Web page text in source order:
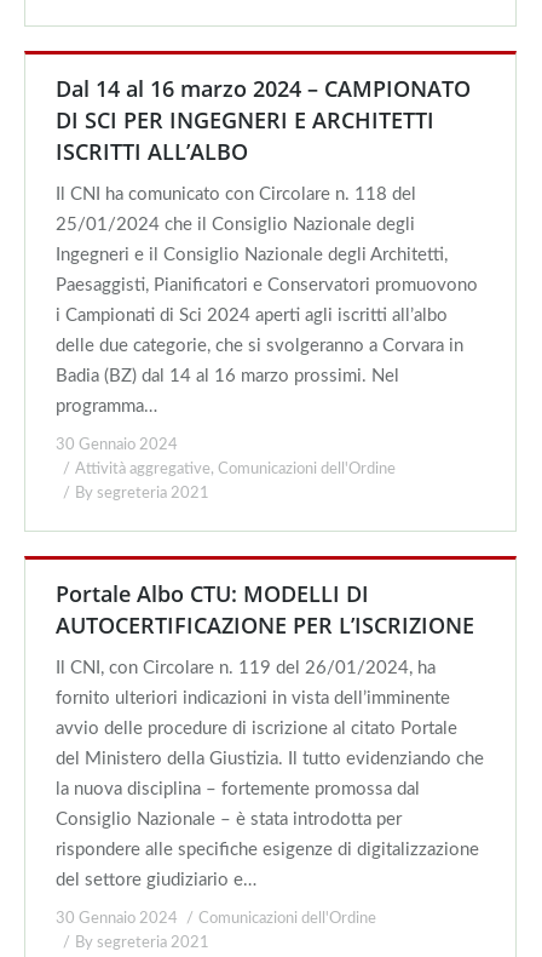
Dal 14 al 16 marzo 2024 – CAMPIONATO
DI SCI PER INGEGNERI E ARCHITETTI
ISCRITTI ALL’ALBO
Il CNI ha comunicato con Circolare n. 118 del
25/01/2024 che il Consiglio Nazionale degli
Ingegneri e il Consiglio Nazionale degli Architetti,
Paesaggisti, Pianificatori e Conservatori promuovono
i Campionati di Sci 2024 aperti agli iscritti all’albo
delle due categorie, che si svolgeranno a Corvara in
Badia (BZ) dal 14 al 16 marzo prossimi. Nel
programma…
30 Gennaio 2024
Attività aggregative, Comunicazioni dell'Ordine
By segreteria 2021
Portale Albo CTU: MODELLI DI
AUTOCERTIFICAZIONE PER L’ISCRIZIONE
Il CNI, con Circolare n. 119 del 26/01/2024, ha
fornito ulteriori indicazioni in vista dell’imminente
avvio delle procedure di iscrizione al citato Portale
del Ministero della Giustizia. Il tutto evidenziando che
la nuova disciplina – fortemente promossa dal
Consiglio Nazionale – è stata introdotta per
rispondere alle specifiche esigenze di digitalizzazione
del settore giudiziario e…
30 Gennaio 2024
Comunicazioni dell'Ordine
By segreteria 2021